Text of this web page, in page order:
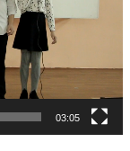
03:05